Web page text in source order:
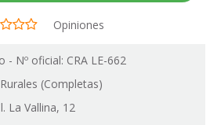
Opiniones
- Nº oficial: CRA LE-662
(Completas)
La Vallina, 12